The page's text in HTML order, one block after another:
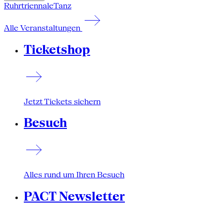
RuhrtriennaleTanz
Alle Veranstaltungen
Ticketshop
Jetzt Tickets sichern
Besuch
Alles rund um Ihren Besuch
PACT Newsletter